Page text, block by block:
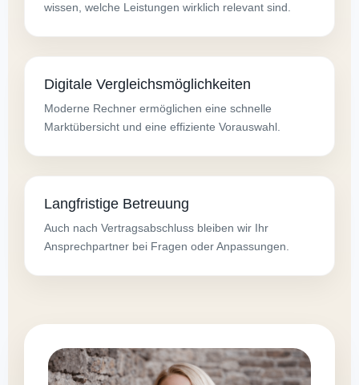
wissen, welche Leistungen wirklich relevant sind.
Digitale Vergleichsmöglichkeiten
Moderne Rechner ermöglichen eine schnelle
Marktübersicht und eine effiziente Vorauswahl.
Langfristige Betreuung
Auch nach Vertragsabschluss bleiben wir Ihr
Ansprechpartner bei Fragen oder Anpassungen.